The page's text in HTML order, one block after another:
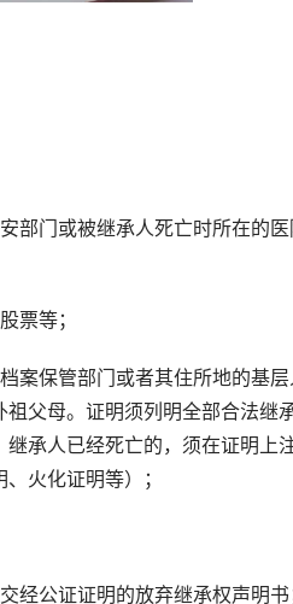
门或被继承人死亡时所在的医
票等；
保管部门或者其住所地的基层
父母。证明须列明全部合法继
承人已经死亡的，须在证明上
火化证明等）；
公证证明的放弃继承权声明书